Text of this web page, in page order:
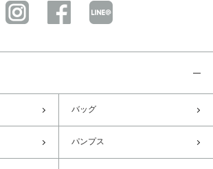
バッグ
パンプス